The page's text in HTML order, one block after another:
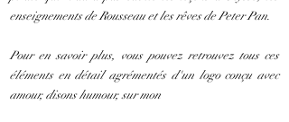
enseignements de Rousseau et les rêves de Peter Pan.
Pour en savoir plus, vous pouvez retrouvez tous ces
éléments en détail agrémentés d'un logo conçu avec
amour, disons humour, sur mon